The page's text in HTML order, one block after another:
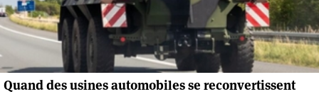
Quand des usines automobiles se reconvertissent